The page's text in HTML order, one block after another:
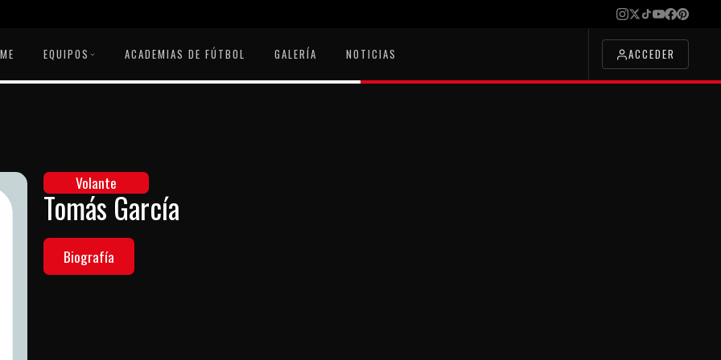
EQUIPOS ACADEMIAS DE FÚTBOL GALERÍA NOTICIAS ACCEDER
Volante
Tomás García
Biografía